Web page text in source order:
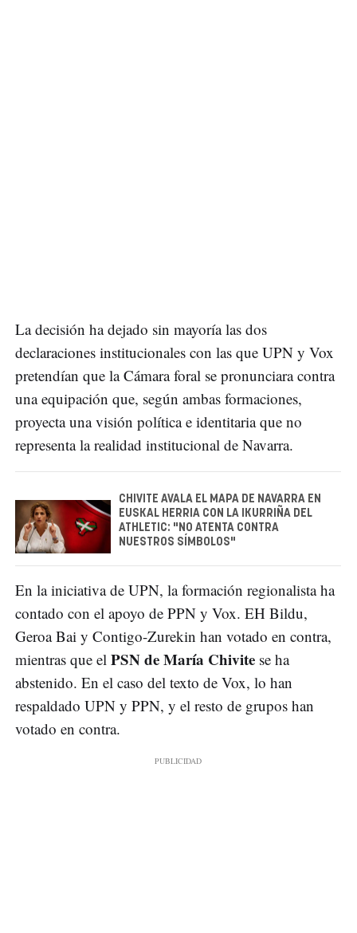
La decisión ha dejado sin mayoría las dos
declaraciones institucionales con las que UPN y Vox
pretendían que la Cámara foral se pronunciara contra
una equipación que, según ambas formaciones,
proyecta una visión política e identitaria que no
representa la realidad institucional de Navarra.
CHIVITE AVALA EL MAPA DE NAVARRA EN
EUSKAL HERRIA CON LA IKURRIÑA DEL
ATHLETIC: "NO ATENTA CONTRA
NUESTROS SÍMBOLOS"
En la iniciativa de UPN, la formación regionalista ha
contado con el apoyo de PPN y Vox. EH Bildu,
Geroa Bai y Contigo-Zurekin han votado en contra,
mientras que el PSN de María Chivite se ha
abstenido. En el caso del texto de Vox, lo han
respaldado UPN y PPN, y el resto de grupos han
votado en contra.